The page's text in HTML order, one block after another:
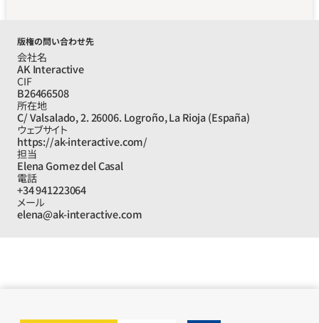
版権の問い合わせ先
会社名
AK Interactive
CIF
B26466508
所在地
C/ Valsalado, 2. 26006. Logroño, La Rioja (España)
ウェブサイト
https://ak-interactive.com/
担当
Elena Gomez del Casal
電話
+34 941223064
メール
elena@ak-interactive.com